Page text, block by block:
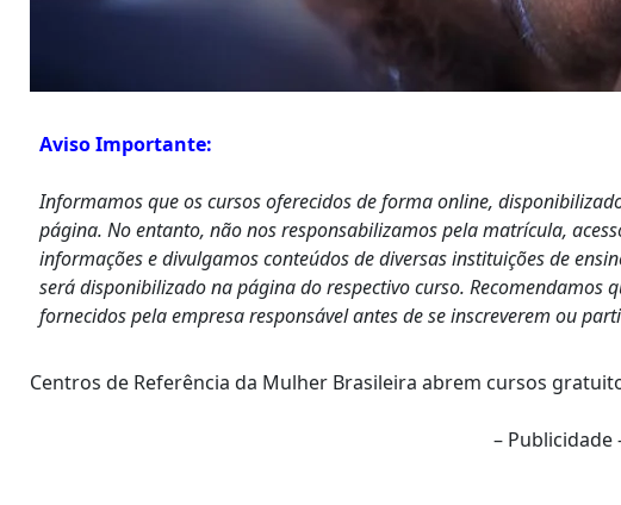
Aviso Importante:
Informamos que os cursos oferecidos de forma online,
página. No entanto, não nos responsabilizamos pela matrícula,
informações e divulgamos conteúdos de diversas instituições de
será disponibilizado na página do respectivo curso. Recomendamos
fornecidos pela empresa responsável antes de se inscreverem ou
Centros de Referência da Mulher Brasileira abrem cursos
– Publicidade